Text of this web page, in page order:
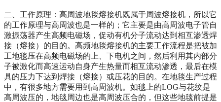
二、工作原理：高周波地毯熔接机既属于周波熔接机，所以它
的工作原理与高周波也是一样的；它主要是由高周波电子管自
激振荡器产生高频电磁场，促动有机分子流动达到相互渗透焊
接（熔接）的目的。高频地毯熔接机的主要工作流程是把被加
工地毯压在高频电磁场的上、下电机之间，然后利用其内部分
子被激化而高速运动自身产生热量而相互流动渗透，最后在模
具的压力下达到焊接（熔接）或压花的目的。在地毯生产过程
中，有很多地方需要用到高周波机。如毯上的LOG与花纹是
高周波压的，地毯周边也是高周波压合的，但这些地毯前提是